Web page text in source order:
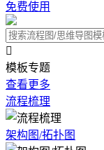
免费使用

模板专题
查看更多
流程梳理
架构图/拓扑图